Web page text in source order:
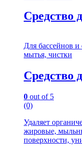
Средство
Для бассейнов
мытья, чистки
Средство
0 out of 5
(0)
Удаляет
жировые,
поверхности,